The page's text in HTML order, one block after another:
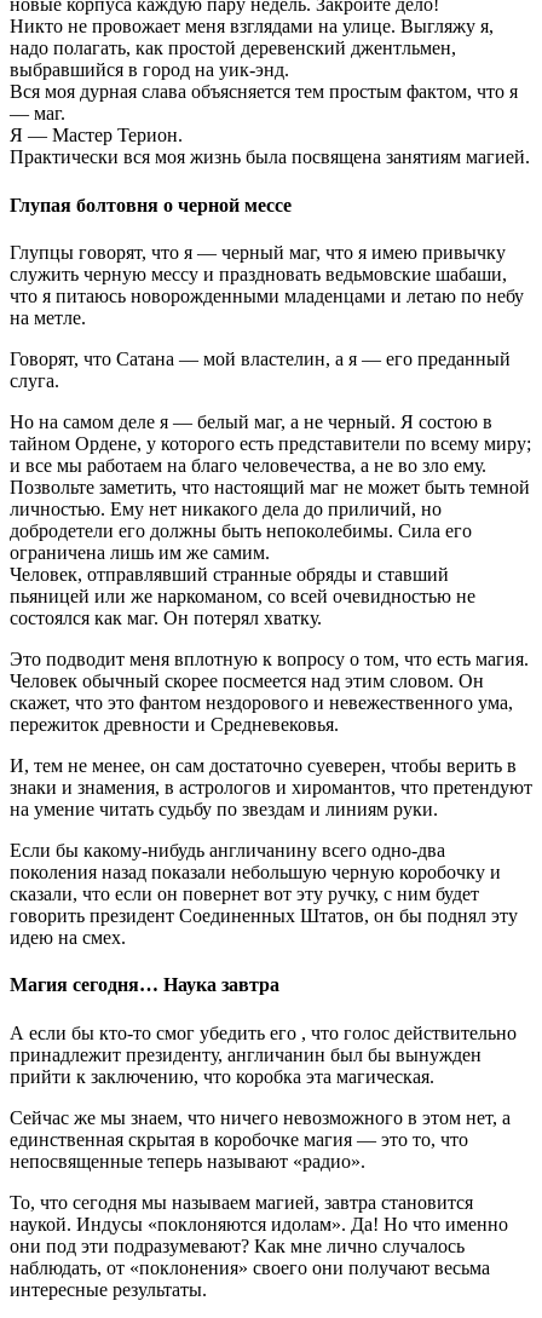
новые корпуса каждую пару недель. Закройте дело!
Никто не провожает меня взглядами на улице. Выгляжу я,
надо полагать, как простой деревенский джентльмен,
выбравшийся в город на уик-энд.
Вся моя дурная слава объясняется тем простым фактом, что я
— маг.
Я — Мастер Терион.
Практически вся моя жизнь была посвящена занятиям магией.
Глупая болтовня о черной мессе
Глупцы говорят, что я — черный маг, что я имею привычку
служить черную мессу и праздновать ведьмовские шабаши,
что я питаюсь новорожденными младенцами и летаю по небу
на метле.
Говорят, что Сатана — мой властелин, а я — его преданный
слуга.
Но на самом деле я — белый маг, а не черный. Я состою в
тайном Ордене, у которого есть представители по всему миру;
и все мы работаем на благо человечества, а не во зло ему.
Позвольте заметить, что настоящий маг не может быть темной
личностью. Ему нет никакого дела до приличий, но
добродетели его должны быть непоколебимы. Сила его
ограничена лишь им же самим.
Человек, отправлявший странные обряды и ставший
пьяницей или же наркоманом, со всей очевидностью не
состоялся как маг. Он потерял хватку.
Это подводит меня вплотную к вопросу о том, что есть магия.
Человек обычный скорее посмеется над этим словом. Он
скажет, что это фантом нездорового и невежественного ума,
пережиток древности и Средневековья.
И, тем не менее, он сам достаточно суеверен, чтобы верить в
знаки и знамения, в астрологов и хиромантов, что претендуют
на умение читать судьбу по звездам и линиям руки.
Если бы какому-нибудь англичанину всего одно-два
поколения назад показали небольшую черную коробочку и
сказали, что если он повернет вот эту ручку, с ним будет
говорить президент Соединенных Штатов, он бы поднял эту
идею на смех.
Магия сегодня… Наука завтра
А если бы кто-то смог убедить его , что голос действительно
принадлежит президенту, англичанин был бы вынужден
прийти к заключению, что коробка эта магическая.
Сейчас же мы знаем, что ничего невозможного в этом нет, а
единственная скрытая в коробочке магия — это то, что
непосвященные теперь называют «радио».
То, что сегодня мы называем магией, завтра становится
наукой. Индусы «поклоняются идолам». Да! Но что именно
они под эти подразумевают? Как мне лично случалось
наблюдать, от «поклонения» своего они получают весьма
интересные результаты.